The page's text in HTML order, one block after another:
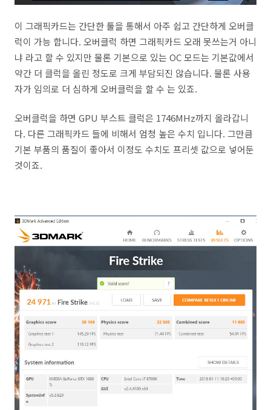
이 그래픽카드는 간단한 툴을 통해서 아주 쉽고 간단하게 오버클
럭이 가능 합니다. 오버클럭 하면 그래픽카드 오래 못쓰는거 아니
냐 라고 할 수 있지만 물론 기본으로 있는 OC 모드는 기본값에서
약간 더 클럭을 올린 정도로 크게 부담되진 않습니다. 물론 사용
자가 임의로 더 심하게 오버클럭을 할 수 는 있죠.
오버클럭을 하면 GPU 부스트 클럭은 1746MHz까지 올라갑니
다. 다른 그래픽카드 들에 비해서 엄청 높은 수치 입니다. 그만큼
기본 부품의 품질이 좋아서 이정도 수치도 프리셋 값으로 넣어둔
것이죠.